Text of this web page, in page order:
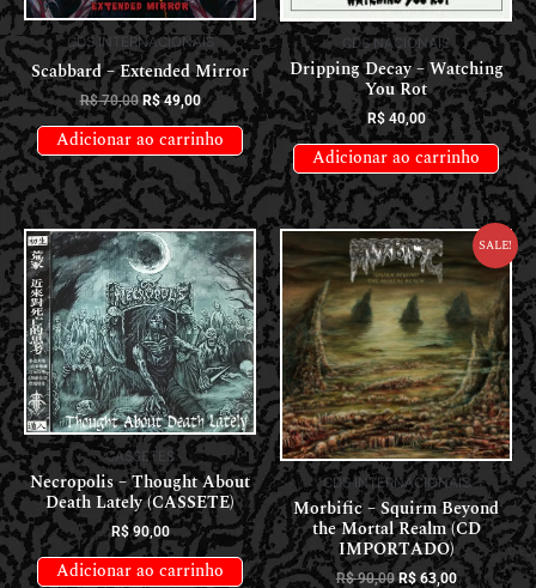
CDS INTERNACIONAIS
Scabbard – Extended Mirror
R$70,00 R$49,00
Adicionar ao carrinho
CDS NACIONAIS
Dripping Decay – Watching
You Rot
R$40,00
Adicionar ao carrinho
CASSETES
Necropolis – Thought About
Death Lately (CASSETE)
R$90,00
Adicionar ao carrinho
Sale!
CDS INTERNACIONAIS
Morbific – Squirm Beyond
the Mortal Realm (CD
IMPORTADO)
R$90,00 R$63,00